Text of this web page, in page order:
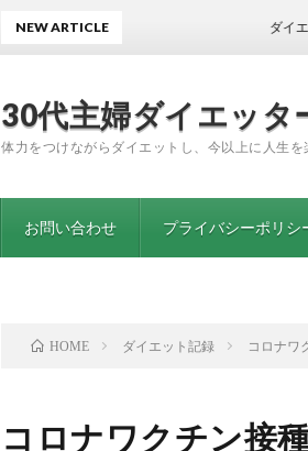
30代主婦ダイエッタ
体力をつけながらダイエットし、今以上に人生を
お問い合わせ プライバシーポリシ
NEW ARTICLE ダイエット開
HOME ダイエット記録 コロナワ
コロナワクチン接